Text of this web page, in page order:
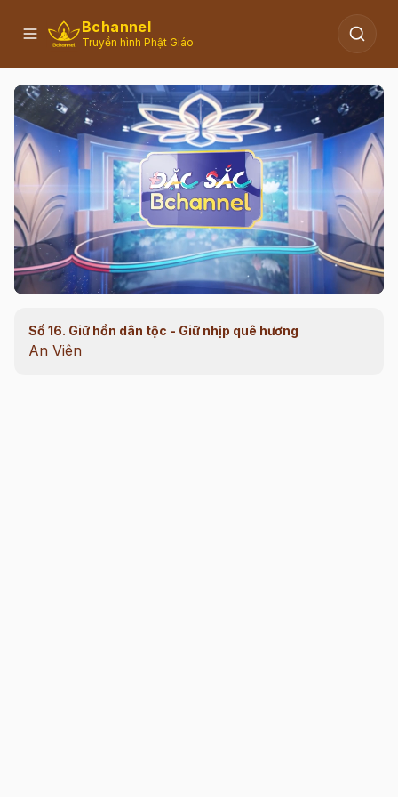
Bchannel
Truyền hình Phật Giáo
00:11/40:37
Số 16. Giữ hồn dân tộc - Giữ nhịp quê hương
An Viên